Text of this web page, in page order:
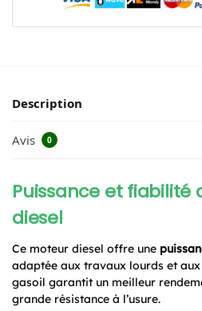
Description
Avis 0
Puissance et fiabilité
diesel
Ce moteur diesel offre une
adaptée aux travaux lourds et
gasoil garantit un meilleur
grande résistance à l’usure.